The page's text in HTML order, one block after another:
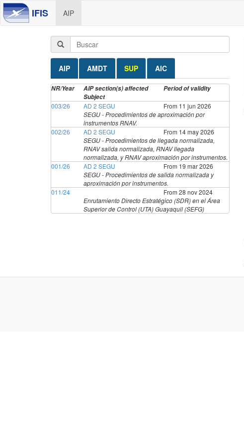
IFIS AIP
AIP AMDT SUP AIC
NR/Year AIP section(s) affected
Period of validity
Subject
003/26
AD 2 SEGU
From 11 jun 2026
SEGU - Procedimientos de aproximación por
instrumentos RNAV.
002/26
AD 2 SEGU
From 14 may 2026
SEGU - Procedimientos de llegada normalizada,
RNAV salida normalizada, RNAV llegada
normalizada, y RNAV aproximación por instrumentos.
001/26
AD 2 SEGU
From 19 mar 2026
SEGU - Procedimientos de salida normalizada y
aproximación por instrumentos.
011/24
From 28 nov 2024
Enrutamiento Directo Estratégico (SDR) en el Área
Superior de Control (UTA) Guayaquil (SEFG)